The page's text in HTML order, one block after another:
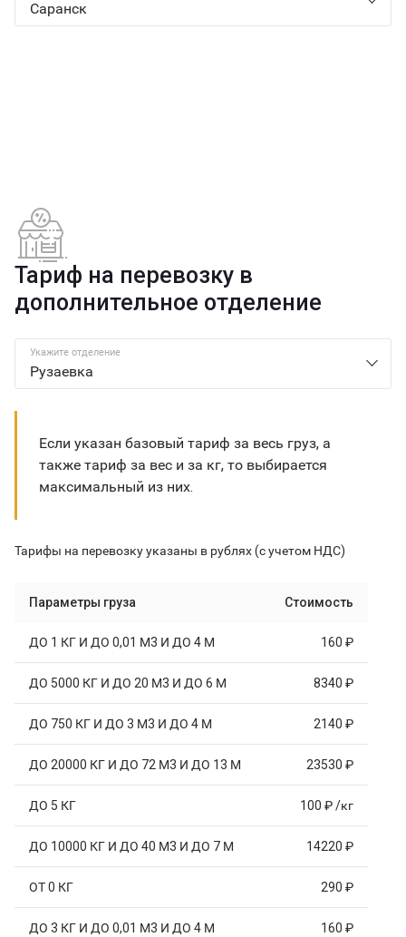
Тариф на перевозку в
дополнительное отделение
Укажите отделение
Если указан базовый тариф за весь груз, а
также тариф за вес и за кг, то выбирается
максимальный из них.
Тарифы на перевозку указаны в рублях (с учетом НДС)
Параметры груза Стоимость
ДО 1 КГ И ДО 0,01 М3 И ДО 4 М 160 ₽
ДО 5000 КГ И ДО 20 М3 И ДО 6 М 8340 ₽
ДО 750 КГ И ДО 3 М3 И ДО 4 М 2140 ₽
ДО 20000 КГ И ДО 72 М3 И ДО 13 М 23530 ₽
ДО 5 КГ 100 ₽ /кг
ДО 10000 КГ И ДО 40 М3 И ДО 7 М 14220 ₽
ОТ 0 КГ 290 ₽
ДО 3 КГ И ДО 0,01 М3 И ДО 4 М 160 ₽